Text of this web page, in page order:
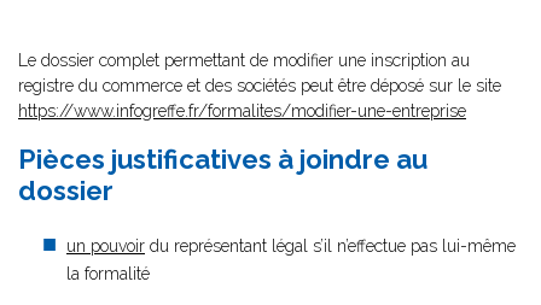
Le dossier complet permettant de modifier une inscription au
registre du commerce et des sociétés peut être déposé sur le site
https://www.infogreffe.fr/formalites/modifier-une-entreprise
Pièces justificatives à joindre au
dossier
un pouvoir du représentant légal s’il n’effectue pas lui-même
la formalité